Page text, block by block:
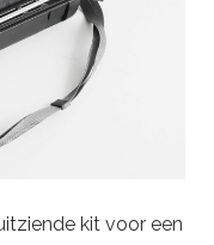
kit voor een